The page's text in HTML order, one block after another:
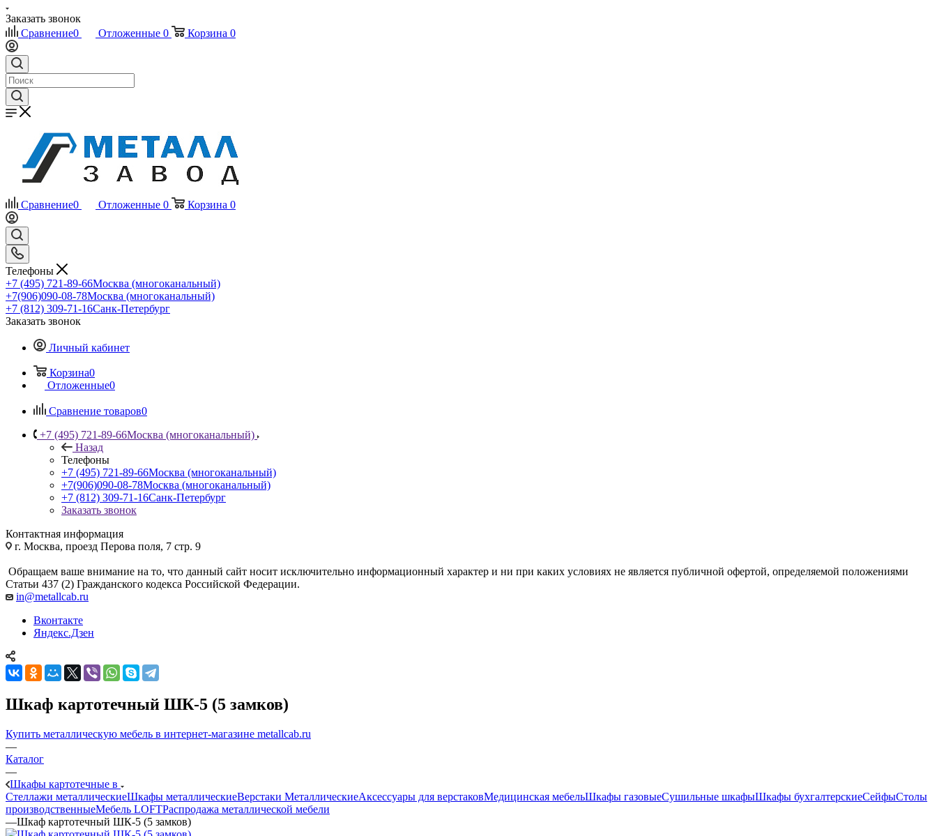
Заказать звонок
Сравнение0 Отложенные 0 Корзина 0
Сравнение0 Отложенные 0 Корзина 0
Телефоны
+7 (495) 721-89-66Москва (многоканальный)
+7(906)090-08-78Москва (многоканальный)
+7 (812) 309-71-16Санк-Петербург
Заказать звонок
Личный кабинет
Корзина0
Отложенные0
Сравнение товаров0
+7 (495) 721-89-66Москва (многоканальный)
Назад
Телефоны
+7 (495) 721-89-66Москва (многоканальный)
+7(906)090-08-78Москва (многоканальный)
+7 (812) 309-71-16Санк-Петербург
Заказать звонок
Контактная информация
г. Москва, проезд Перова поля, 7 стр. 9
Обращаем ваше внимание на то, что данный сайт носит исключительно информационный характер и ни при каких условиях не является публичной офертой, определяемой положениями
Статьи 437 (2) Гражданского кодекса Российской Федерации.
in@metallcab.ru
Вконтакте
Яндекс.Дзен
Шкаф картотечный ШК-5 (5 замков)
Купить металлическую мебель в интернет-магазине metallcab.ru
—
Каталог
—
Шкафы картотечные в
Стеллажи металлическиеШкафы металлическиеВерстаки МеталлическиеАксессуары для верстаковМедицинская мебельШкафы газовыеСушильные шкафыШкафы бухгалтерскиеСейфыСтолы
производственныеМебель LOFTРаспродажа металлической мебели
—Шкаф картотечный ШК-5 (5 замков)